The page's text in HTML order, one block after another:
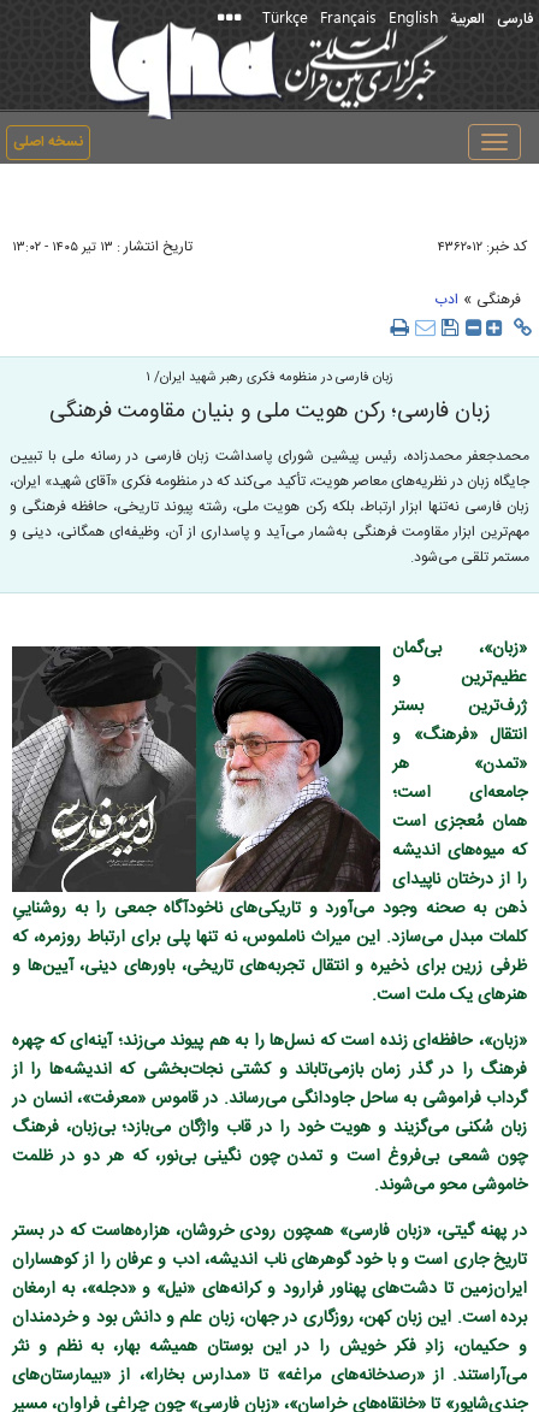
فارسی العربیة English
Français
Türkçe
نسخه اصلی
Toggle
navigation
کد خبر: ۴۳۶۲۰۱۲ تاریخ انتشار : ۱۳ تير ۱۴۰۵ - ۱۳:۰۲
فرهنگی » ادب
زبان فارسی در منظومه فکری رهبر شهید ایران/ ۱
زبان فارسی؛ رکن هویت ملی و بنیان مقاومت فرهنگی
محمدجعفر محمدزاده، رئیس پیشین شورای پاسداشت زبان فارسی در رسانه ملی با تبیین
جایگاه زبان در نظریه‌های معاصر هویت، تأکید می‌کند که در منظومه فکری «آقای شهید» ایران،
زبان فارسی نه‌تنها ابزار ارتباط، بلکه رکن هویت ملی، رشته پیوند تاریخی، حافظه فرهنگی و
مهم‌ترین ابزار مقاومت فرهنگی به‌شمار می‌آید و پاسداری از آن، وظیفه‌ای همگانی، دینی و
مستمر تلقی می‌شود.
«زبان»، بی‌گمان
عظیم‌ترین و
ژرف‌ترین بستر
انتقال «فرهنگ» و
«تمدن» هر
جامعه‌ای است؛
همان مُعجزی است
که میوه‌های اندیشه
را از درختان ناپیدای
ذهن به صحنه وجود می‌آورد و تاریکی‌های ناخودآگاه جمعی را به روشناییِ
کلمات مبدل می‌سازد. این میراث ناملموس، نه تنها پلی برای ارتباط روزمره، که
ظرفی زرین برای ذخیره و انتقال تجربه‌های تاریخی، باورهای دینی، آیین‌ها و
هنرهای یک ملت است.
«زبان»، حافظه‌ای زنده است که نسل‌ها را به هم پیوند می‌زند؛ آینه‌ای که چهره
فرهنگ را در گذر زمان بازمی‌تاباند و کشتی نجات‌بخشی که اندیشه‌ها را از
گرداب فراموشی به ساحل جاودانگی می‌رساند. در قاموس «معرفت»، انسان در
زبان سُکنی می‌گزیند و هویت خود را در قاب واژگان می‌بازد؛ بی‌زبان، فرهنگ
چون شمعی بی‌فروغ است و تمدن چون نگینی بی‌نور، که هر دو در ظلمت
خاموشی محو می‌شوند.
در پهنه گیتی، «زبان فارسی» همچون رودی خروشان، هزاره‌هاست که در بستر
تاریخ جاری است و با خود گوهرهای ناب اندیشه، ادب و عرفان را از کوهساران
ایران‌زمین تا دشت‌های پهناور فرارود و کرانه‌های «نیل» و «دجله»، به ارمغان
برده است. این زبان کهن، روزگاری در جهان، زبان علم و دانش بود و خردمندان
و حکیمان، زادِ فکر خویش را در این بوستان همیشه بهار، به نظم و نثر
می‌آراستند. از «رصدخانه‌های مراغه» تا «مدارس بخارا»، از «بیمارستان‌های
جندی‌شاپور» تا «خانقاه‌های خراسان»، «زبان فارسی» چون چراغی فراوان، مسیر